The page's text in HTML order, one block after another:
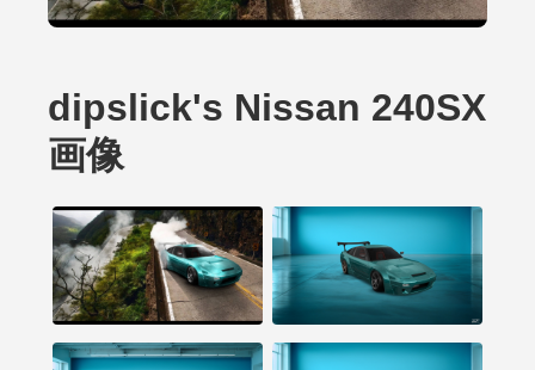
dipslick's Nissan 240SX
画像